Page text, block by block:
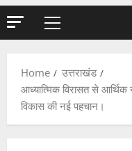
Primary
Home
उत्तराखंड
आध्यात्मिक विरासत से
विकास की नई पहचान।